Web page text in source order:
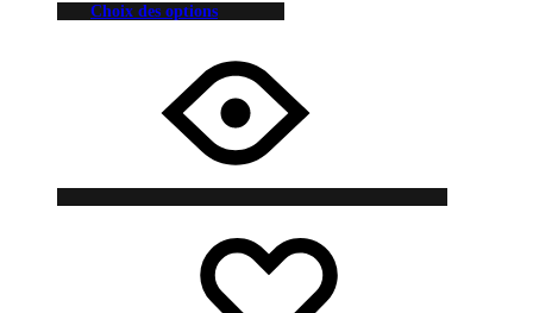
Choix des options